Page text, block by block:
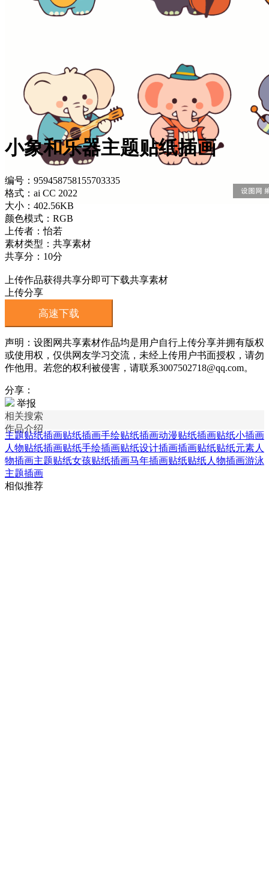
小象和乐器主题贴纸插画
编号：959458758155703335
格式：ai CC 2022
大小：402.56KB
颜色模式：RGB
上传者：怡若
素材类型：共享素材
共享分：10分
上传作品获得共享分即可下载共享素材
上传分享
高速下载
声明：设图网共享素材作品均是用户自行上传分享并拥有版权
或使用权，仅供网友学习交流，未经上传用户书面授权，请勿
作他用。若您的权利被侵害，请联系3007502718@qq.com。
分享：
举报
相关搜索
作品介绍
主题贴纸插画贴纸插画手绘贴纸插画动漫贴纸插画贴纸小插画
人物贴纸插画贴纸手绘插画贴纸设计插画插画贴纸贴纸元素人
物插画主题贴纸女孩贴纸插画马年插画贴纸贴纸人物插画游泳
主题插画
相似推荐